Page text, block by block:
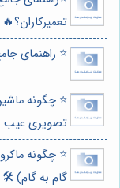
تعمیرکاران؟🔥
⭐️ راهنمای
⭐️ چگونه
تصویری عیب
⭐️ چگونه
گام به گام) 🛠️